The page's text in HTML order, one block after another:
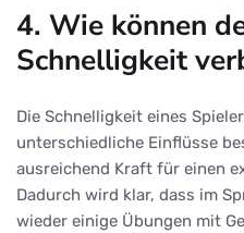
4. Wie können
Schnelligkeit
Die Schnelligkeit eines
unterschiedliche Einflüsse
ausreichend Kraft für einen
Dadurch wird klar, dass im
wieder einige Übungen mit